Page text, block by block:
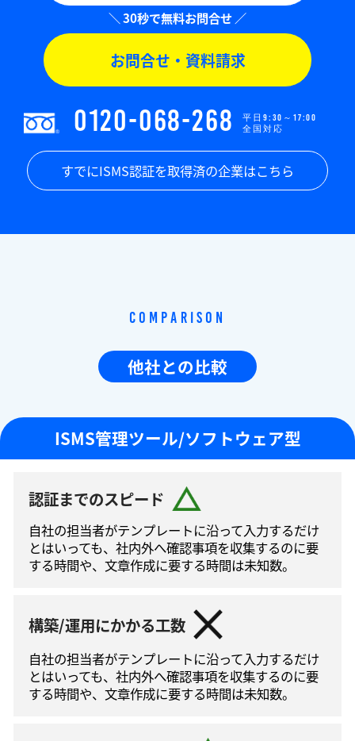
お問合せ・資料請求
0120-068-268
平日9:30～17:00
全国対応
すでにISMS認証を取得済の企業はこちら
Comparison
他社との比較
ISMS管理ツール/ソフトウェア型
認証までのスピード
自社の担当者がテンプレートに沿って⼊⼒するだけ
とはいっても、社内外へ確認事項を収集するのに要
する時間や、文章作成に要する時間は未知数。
構築/運用にかかる工数
自社の担当者がテンプレートに沿って⼊⼒するだけ
とはいっても、社内外へ確認事項を収集するのに要
する時間や、文章作成に要する時間は未知数。